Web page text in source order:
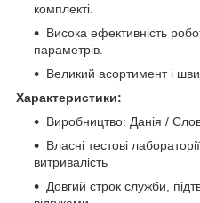
комплекті.
Висока ефективність
параметрів.
Великий асортимент і
Характеристики:
Виробництво: Данія /
Власні тестові
витривалість
Довгий строк служби,